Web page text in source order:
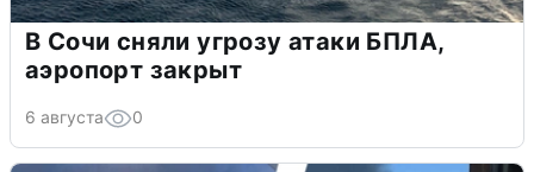
В Сочи сняли угрозу атаки БПЛА,
аэропорт закрыт
6 августа 0